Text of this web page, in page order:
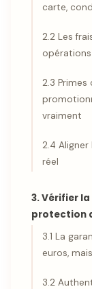
carte,
2.2 Les
2.3
vraiment
2.4
réel
3. Vérifier
protection
3.1 La
euros,
3.2